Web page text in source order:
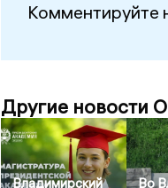
Комментируйте
Другие новости
Владимирский
Во